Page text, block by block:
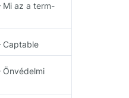
Mi az a term-
Captable
Önvédelmi